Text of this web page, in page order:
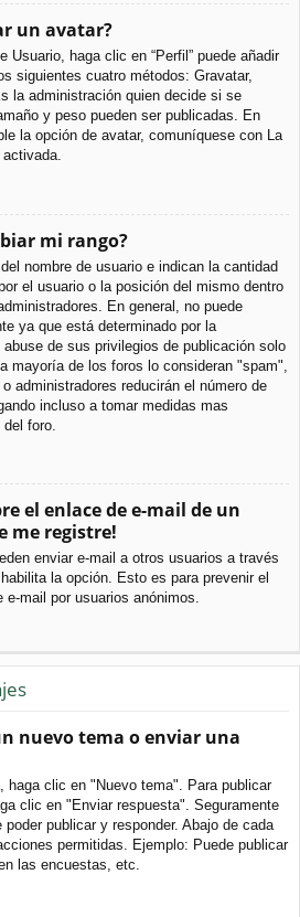
un avatar?
Usuario, haga clic en “Perfil” puede añadir
siguientes cuatro métodos: Gravatar,
la administración quien decide si se
y peso pueden ser publicadas. En
la opción de avatar, comuníquese con La
mi rango?
nombre de usuario e indican la cantidad
el usuario o la posición del mismo dentro
En general, no puede
ya que está determinado por la
de sus privilegios de publicación solo
mayoría de los foros lo consideran "spam",
administradores reducirán el número de
incluso a tomar medidas mas
foro.
el enlace de e-mail de un
me registre!
enviar e-mail a otros usuarios a través
la opción. Esto es para prevenir el
mail por usuarios anónimos.
nuevo tema o enviar una
haga clic en "Nuevo tema". Para publicar
clic en "Enviar respuesta". Seguramente
publicar y responder. Abajo de cada
permitidas. Ejemplo: Puede publicar
las encuestas, etc.